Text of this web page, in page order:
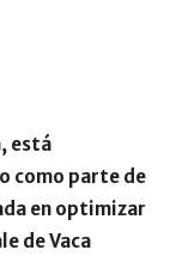
está
como parte de
en optimizar
de Vaca